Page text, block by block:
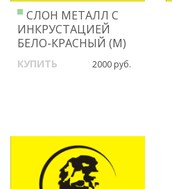
СЛОН МЕТАЛЛ С
ИНКРУСТАЦИЕЙ
БЕЛО-КРАСНЫЙ (M)
КУПИТЬ 2000 руб.